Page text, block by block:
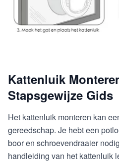
Kattenluik
Stapsgewijze Gids
Het kattenluik monteren kan
gereedschap. Je hebt een
boor en schroevendraaier
handleiding van het kattenluik